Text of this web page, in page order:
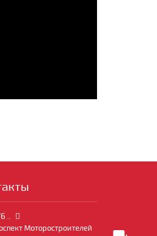
..
Моторостроителей